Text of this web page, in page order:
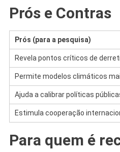
Prós e Contras
Prós (para a pesquisa)
Revela pontos críticos de
Permite modelos climáticos
Ajuda a calibrar políticas
Estimula cooperação
Para quem é